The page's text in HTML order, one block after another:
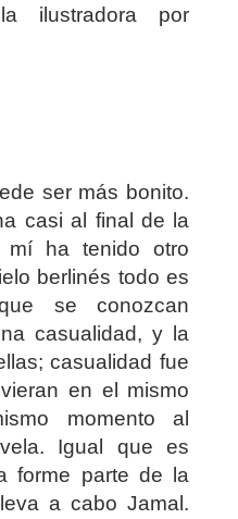
ilustradora por
ser más bonito.
casi al final de la
mí ha tenido otro
berlinés todo es
se conozcan
casualidad, y la
casualidad fue
en el mismo
momento al
Igual que es
forme parte de la
a cabo Jamal.